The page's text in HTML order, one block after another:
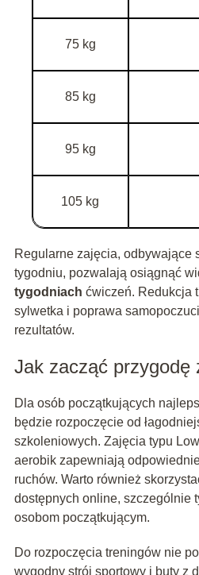
75 kg
85 kg
95 kg
105 kg
Regularne zajęcia, odbywające
tygodniu, pozwalają osiągnąć
tygodniach ćwiczeń. Redukcja
sylwetka i poprawa
rezultatów.
Jak zacząć przygodę
Dla osób początkujących
będzie rozpoczęcie od
szkoleniowych. Zajęcia typu
aerobik zapewniają
ruchów. Warto również
dostępnych online, szczególnie
osobom początkującym.
Do rozpoczęcia treningów nie
wygodny strój sportowy i buty z